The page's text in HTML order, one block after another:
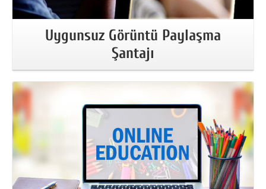
Uygunsuz Görüntü Paylaşma
Şantajı
More Information